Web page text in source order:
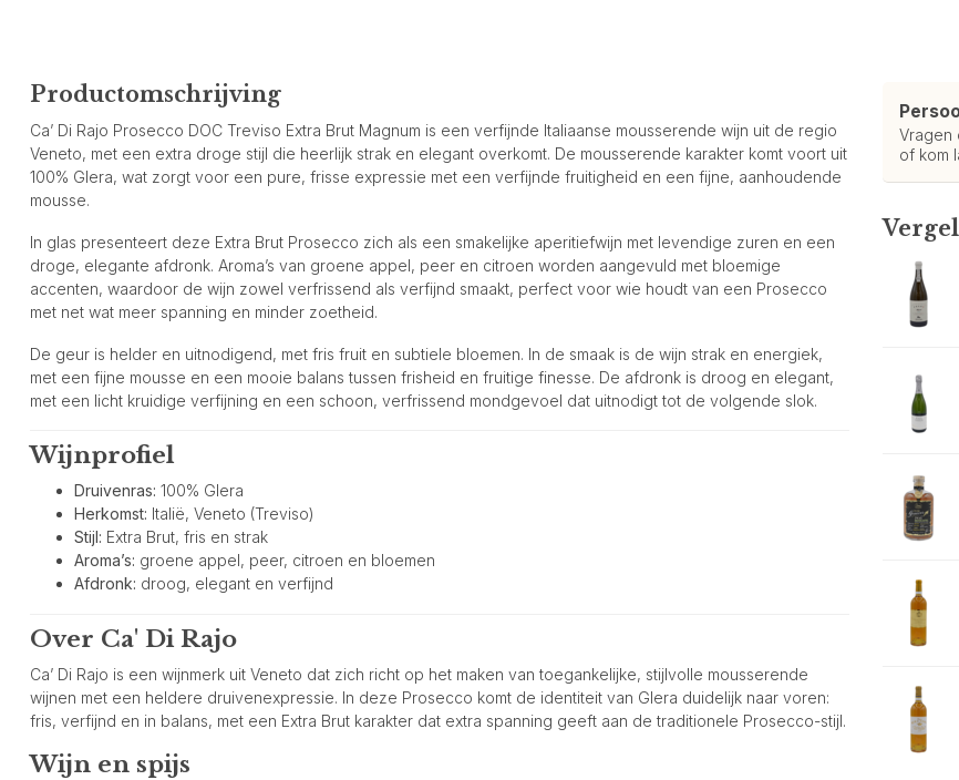
Productomschrijving
Ca’ Di Rajo Prosecco DOC Treviso Extra Brut Magnum is een verfijnde Italiaanse mousserende wijn uit de regio
Veneto, met een extra droge stijl die heerlijk strak en elegant overkomt. De mousserende karakter komt voort uit
100% Glera, wat zorgt voor een pure, frisse expressie met een verfijnde fruitigheid en een fijne, aanhoudende
mousse.
In glas presenteert deze Extra Brut Prosecco zich als een smakelijke aperitiefwijn met levendige zuren en een
droge, elegante afdronk. Aroma’s van groene appel, peer en citroen worden aangevuld met bloemige
accenten, waardoor de wijn zowel verfrissend als verfijnd smaakt, perfect voor wie houdt van een Prosecco
met net wat meer spanning en minder zoetheid.
De geur is helder en uitnodigend, met fris fruit en subtiele bloemen. In de smaak is de wijn strak en energiek,
met een fijne mousse en een mooie balans tussen frisheid en fruitige finesse. De afdronk is droog en elegant,
met een licht kruidige verfijning en een schoon, verfrissend mondgevoel dat uitnodigt tot de volgende slok.
Wijnprofiel
Druivenras: 100% Glera
Herkomst: Italië, Veneto (Treviso)
Stijl: Extra Brut, fris en strak
Aroma’s: groene appel, peer, citroen en bloemen
Afdronk: droog, elegant en verfijnd
Over Ca' Di Rajo
Ca’ Di Rajo is een wijnmerk uit Veneto dat zich richt op het maken van toegankelijke, stijlvolle mousserende
wijnen met een heldere druivenexpressie. In deze Prosecco komt de identiteit van Glera duidelijk naar voren:
fris, verfijnd en in balans, met een Extra Brut karakter dat extra spanning geeft aan de traditionele Prosecco-stijl.
Wijn en spijs
Vragen
of kom